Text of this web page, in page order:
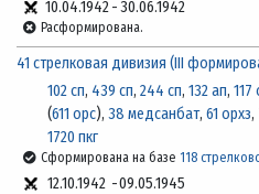
10.04.1942-30.06.1942
Расформирована.
41 стрелковая дивизия (III
102 сп, 439 сп, 244 сп, 132 ап, 117
(611 орс), 38 медсанбат, 61 орхз,
1720 пкг
Сформирована на базе 118
12.10.1942 -09.05.1945